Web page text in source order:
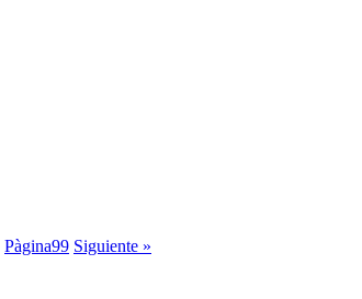
Pàgina99 Siguiente »